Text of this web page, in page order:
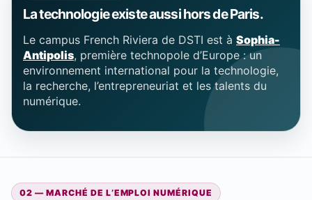
La technologie existe aussi hors de Paris.
Le campus French Riviera de DSTI est à Sophia-
Antipolis, première technopole d’Europe : un
environnement international pour la technologie,
la recherche, l’entrepreneuriat et les talents du
numérique.
02 — MARCHÉ DE L’EMPLOI NUMÉRIQUE